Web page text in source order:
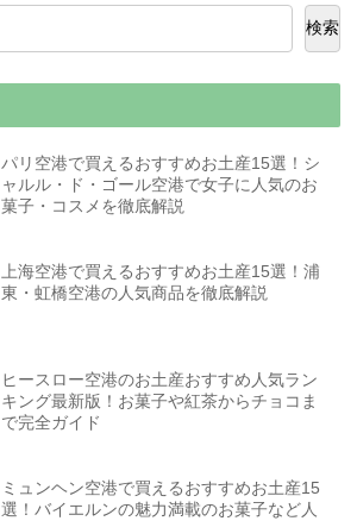
検索
パリ空港で買えるおすすめお土産15選！シ
ャルル・ド・ゴール空港で女子に人気のお
菓子・コスメを徹底解説
上海空港で買えるおすすめお土産15選！浦
東・虹橋空港の人気商品を徹底解説
ヒースロー空港のお土産おすすめ人気ラン
キング最新版！お菓子や紅茶からチョコま
で完全ガイド
ミュンヘン空港で買えるおすすめお土産15
選！バイエルンの魅力満載のお菓子など人